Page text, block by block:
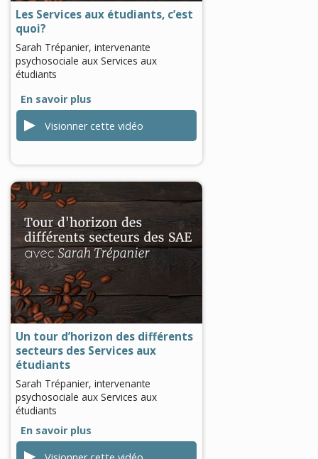
Les Services aux étudiants, c’est
quoi?
Sarah Trépanier, intervenante
psychosociale aux Services aux
étudiants
En savoir plus
Visionner cette vidéo
0
seconds
of
0
seconds
Un tour d’horizon des différents
secteurs des Services aux
étudiants
Sarah Trépanier, intervenante
psychosociale aux Services aux
étudiants
En savoir plus